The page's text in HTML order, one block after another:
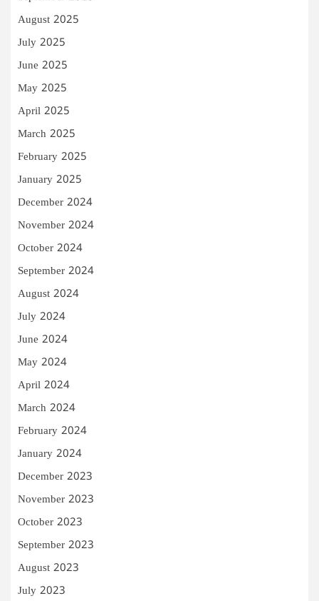
August 2025
July 2025
June 2025
May 2025
April 2025
March 2025
February 2025
January 2025
December 2024
November 2024
October 2024
September 2024
August 2024
July 2024
June 2024
May 2024
April 2024
March 2024
February 2024
January 2024
December 2023
November 2023
October 2023
September 2023
August 2023
July 2023